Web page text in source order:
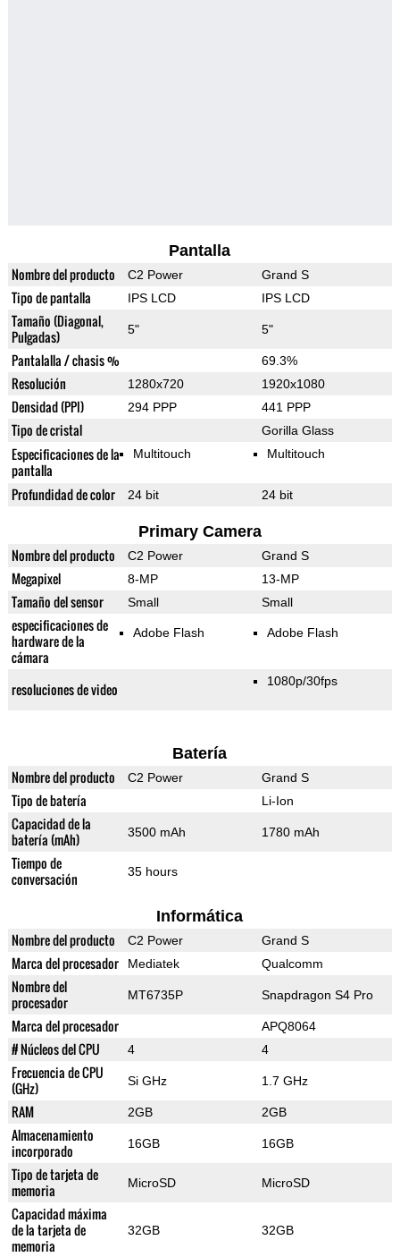
Pantalla
Nombre del producto C2 Power Grand S
Tipo de pantalla IPS LCD IPS LCD
Tamaño (Diagonal,
Pulgadas)
5" 5"
Pantalalla / chasis % 69.3%
Resolución 1280x720 1920x1080
Densidad (PPI) 294 PPP 441 PPP
Tipo de cristal Gorilla Glass
Especificaciones de la
pantalla
Multitouch Multitouch
Profundidad de color 24 bit 24 bit
Primary Camera
Nombre del producto C2 Power Grand S
Megapixel 8-MP 13-MP
Tamaño del sensor Small Small
especificaciones de
hardware de la
cámara
Adobe Flash Adobe Flash
resoluciones de video 1080p/30fps
Batería
Nombre del producto C2 Power Grand S
Tipo de batería Li-Ion
Capacidad de la
batería (mAh)
3500 mAh 1780 mAh
Tiempo de
conversación
35 hours
Informática
Nombre del producto C2 Power Grand S
Marca del procesador Mediatek Qualcomm
Nombre del
procesador
MT6735P Snapdragon S4 Pro
Marca del procesador APQ8064
# Núcleos del CPU 4 4
Frecuencia de CPU
(GHz)
Si GHz 1.7 GHz
RAM 2GB 2GB
Almacenamiento
incorporado
16GB 16GB
Tipo de tarjeta de
memoria
MicroSD MicroSD
Capacidad máxima
de la tarjeta de
memoria
32GB 32GB